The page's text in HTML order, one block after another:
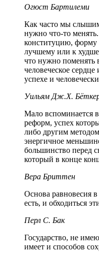
Огюст Бартилеми
Как часто мы
нужно что-то
конституцию, форму
лучшему или к
что нужно поменять
человеческое
успехе и
Уильям Дж.Х.
Мало вспоминается
реформ, успех
либо другим
энергичное
большинство перед
который в конце
Вера Бриттен
Основа равновесия
есть, и обходиться
Перл С. Бак
Государство, не
имеет и способов